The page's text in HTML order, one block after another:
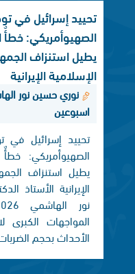
تحييد إسرائيل في
الصهيوأمريكي: خطأٌ
يطيل استنزاف
الإسلامية الإيرانية
نوري حسين نور
اسبوعين
تحييد إسرائيل في
الصهيوأمريكي:
يطيل استنزاف
الإيرانية الأستاذ
المواجهات
الأحداث بحجم